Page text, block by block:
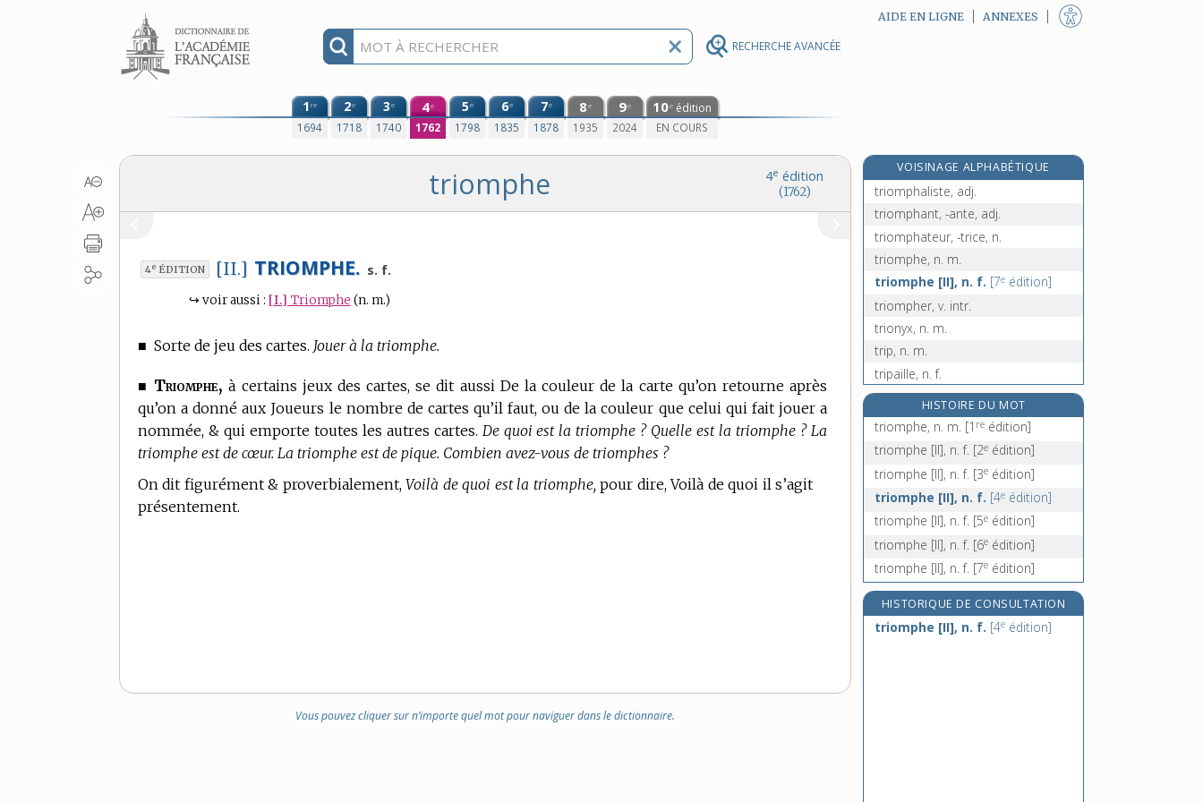
RECHERCHE AVANCÉE
Aller au contenu AIDE EN LIGNE ANNEXES
1re
1694
2e
1718
3e
1740
4e
1762
5e
1798
6e
1835
7e
1878
8e
1935
9e
2024
10e édition
EN COURS
4e édition
(1762)
triomphe
4e ÉDITION [II.] TRIOMPHE. s. f.
↪ voir aussi : [I.] Triomphe (n. m.)
■ Sorte de jeu des cartes. Jouer à la triomphe.
■ Triomphe, à certains jeux des cartes, se dit aussi De la couleur de la carte qu’on retourne après
qu’on a donné aux Joueurs le nombre de cartes qu’il faut, ou de la couleur que celui qui fait jouer a
nommée, & qui emporte toutes les autres cartes. De quoi est la triomphe ? Quelle est la triomphe ? La
triomphe est de cœur. La triomphe est de pique. Combien avez-vous de triomphes ?
On dit figurément & proverbialement,Voilà de quoi est la triomphe,pour dire, Voilà de quoi il s’agit
présentement.
Vous pouvez cliquer sur n’importe quel mot pour naviguer dans le dictionnaire.
VOISINAGE ALPHABÉTIQUE
triomphalisme, n. m.
triomphaliste, adj.
triomphant, -ante, adj.
triomphateur, -trice, n.
triomphe, n. m.
triomphe [II], n. f. [7e édition]
triompher, v. intr.
trionyx, n. m.
trip, n. m.
tripaille, n. f.
tripal, -ale, adj.
tripale, adj.
triparti, -ie, adj.
tripartite, adj.
HISTOIRE DU MOT
triomphe, n. m. [1 re édition]
triomphe [II], n. f. [2e édition]
triomphe [II], n. f. [3e édition]
triomphe [II], n. f. [4e édition]
triomphe [II], n. f. [5e édition]
triomphe [II], n. f. [6e édition]
triomphe [II], n. f. [7e édition]
HISTORIQUE DE CONSULTATION
triomphe [II], n. f. [4e édition]